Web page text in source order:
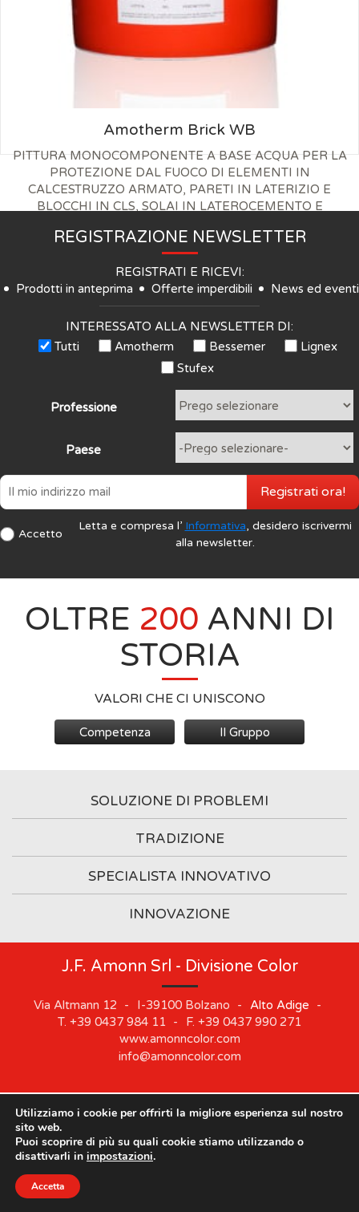
Amotherm Brick WB
PITTURA MONOCOMPONENTE A BASE ACQUA PER LA
PROTEZIONE DAL FUOCO DI ELEMENTI IN
CALCESTRUZZO ARMATO, PARETI IN LATERIZIO E
BLOCCHI IN CLS, SOLAI IN LATEROCEMENTO E
REGISTRAZIONE NEWSLETTER
REGISTRATI E RICEVI:
Prodotti in anteprima
Offerte imperdibili News ed eventi
INTERESSATO ALLA NEWSLETTER DI:
Tutti
Amotherm Bessemer
Lignex
Stufex
Professione
Paese
Accetto
Letta e compresa l’ Informativa, desidero iscrivermi
alla newsletter.
Registrati ora!
OLTRE 200 ANNI DI
STORIA
VALORI CHE CI UNISCONO
Competenza Il Gruppo
SOLUZIONE DI PROBLEMI
TRADIZIONE
SPECIALISTA INNOVATIVO
INNOVAZIONE
J.F. Amonn Srl - Divisione Color
Via Altmann 12 - I-39100 Bolzano - Alto Adige
-
T. +39 0437 984 11 - F. +39 0437 990 271
www.amonncolor.com
info@amonncolor.com
©2019J.F. AMONN Srl . Part. IVA 01373880218 . Impressum .
Cookie
Le nostre sedi rimarranno chiuse dal 10 agosto al 21
Utilizziamo i cookie per offrirti la migliore esperienza sul nostro
sito web.
Puoi scoprire di più su quali cookie stiamo utilizzando o
disattivarli in impostazioni.
Accetta